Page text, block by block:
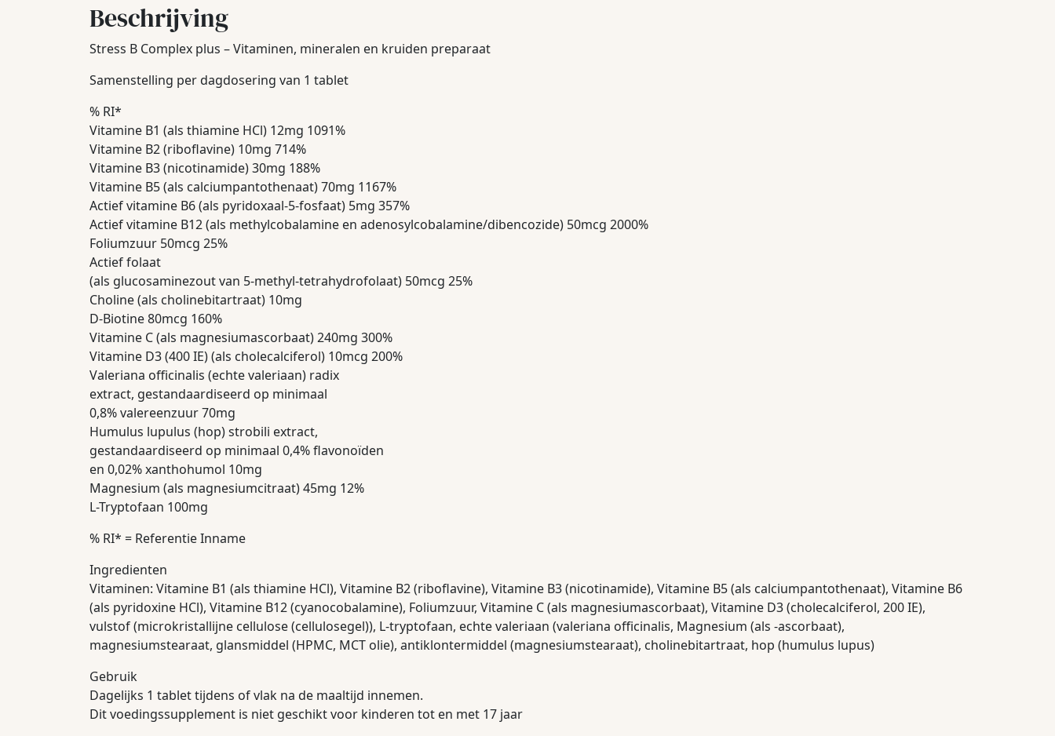
Beschrijving
Stress B Complex plus – Vitaminen, mineralen en kruiden preparaat
Samenstelling per dagdosering van 1 tablet
% RI*
Vitamine B1 (als thiamine HCl) 12mg 1091%
Vitamine B2 (riboflavine) 10mg 714%
Vitamine B3 (nicotinamide) 30mg 188%
Vitamine B5 (als calciumpantothenaat) 70mg 1167%
Actief vitamine B6 (als pyridoxaal-5-fosfaat) 5mg 357%
Actief vitamine B12 (als methylcobalamine en adenosylcobalamine/dibencozide) 50mcg 2000%
Foliumzuur 50mcg 25%
Actief folaat
(als glucosaminezout van 5-methyl-tetrahydrofolaat) 50mcg 25%
Choline (als cholinebitartraat) 10mg
D-Biotine 80mcg 160%
Vitamine C (als magnesiumascorbaat) 240mg 300%
Vitamine D3 (400 IE) (als cholecalciferol) 10mcg 200%
Valeriana officinalis (echte valeriaan) radix
extract, gestandaardiseerd op minimaal
0,8% valereenzuur 70mg
Humulus lupulus (hop) strobili extract,
gestandaardiseerd op minimaal 0,4% flavonoïden
en 0,02% xanthohumol 10mg
Magnesium (als magnesiumcitraat) 45mg 12%
L-Tryptofaan 100mg
% RI* = Referentie Inname
Ingredienten
Vitaminen: Vitamine B1 (als thiamine HCl), Vitamine B2 (riboflavine), Vitamine B3 (nicotinamide), Vitamine B5 (als calciumpantothenaat), Vitamine B6
(als pyridoxine HCl), Vitamine B12 (cyanocobalamine), Foliumzuur, Vitamine C (als magnesiumascorbaat), Vitamine D3 (cholecalciferol, 200 IE),
vulstof (microkristallijne cellulose (cellulosegel)), L-tryptofaan, echte valeriaan (valeriana officinalis, Magnesium (als -ascorbaat),
magnesiumstearaat, glansmiddel (HPMC, MCT olie), antiklontermiddel (magnesiumstearaat), cholinebitartraat, hop (humulus lupus)
Gebruik
Dagelijks 1 tablet tijdens of vlak na de maaltijd innemen.
Dit voedingssupplement is niet geschikt voor kinderen tot en met 17 jaar